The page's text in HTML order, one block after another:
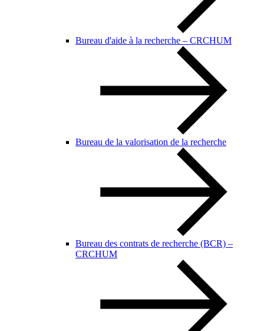
Bureau d'aide à la recherche – CRCHUM
Bureau de la valorisation de la recherche
Bureau des contrats de recherche (BCR) –
CRCHUM